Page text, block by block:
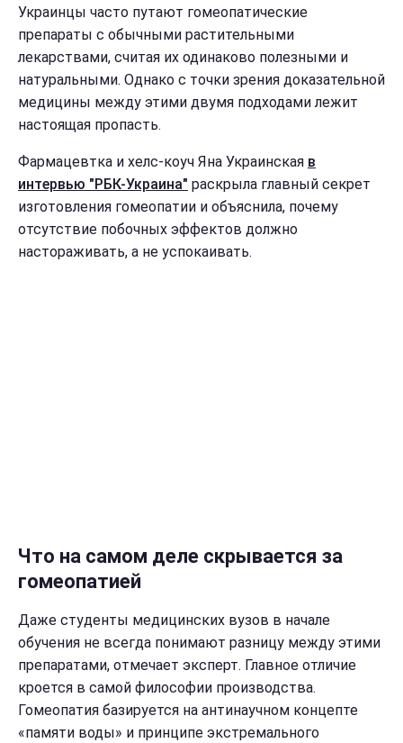
Украинцы часто путают гомеопатические
препараты с обычными растительными
лекарствами, считая их одинаково полезными и
натуральными. Однако с точки зрения доказательной
медицины между этими двумя подходами лежит
настоящая пропасть.
Фармацевтка и хелс-коуч Яна Украинская в
интервью "РБК-Украина" раскрыла главный секрет
изготовления гомеопатии и объяснила, почему
отсутствие побочных эффектов должно
настораживать, а не успокаивать.
Что на самом деле скрывается за
гомеопатией
Даже студенты медицинских вузов в начале
обучения не всегда понимают разницу между этими
препаратами, отмечает эксперт. Главное отличие
кроется в самой философии производства.
Гомеопатия базируется на антинаучном концепте
«памяти воды» и принципе экстремального